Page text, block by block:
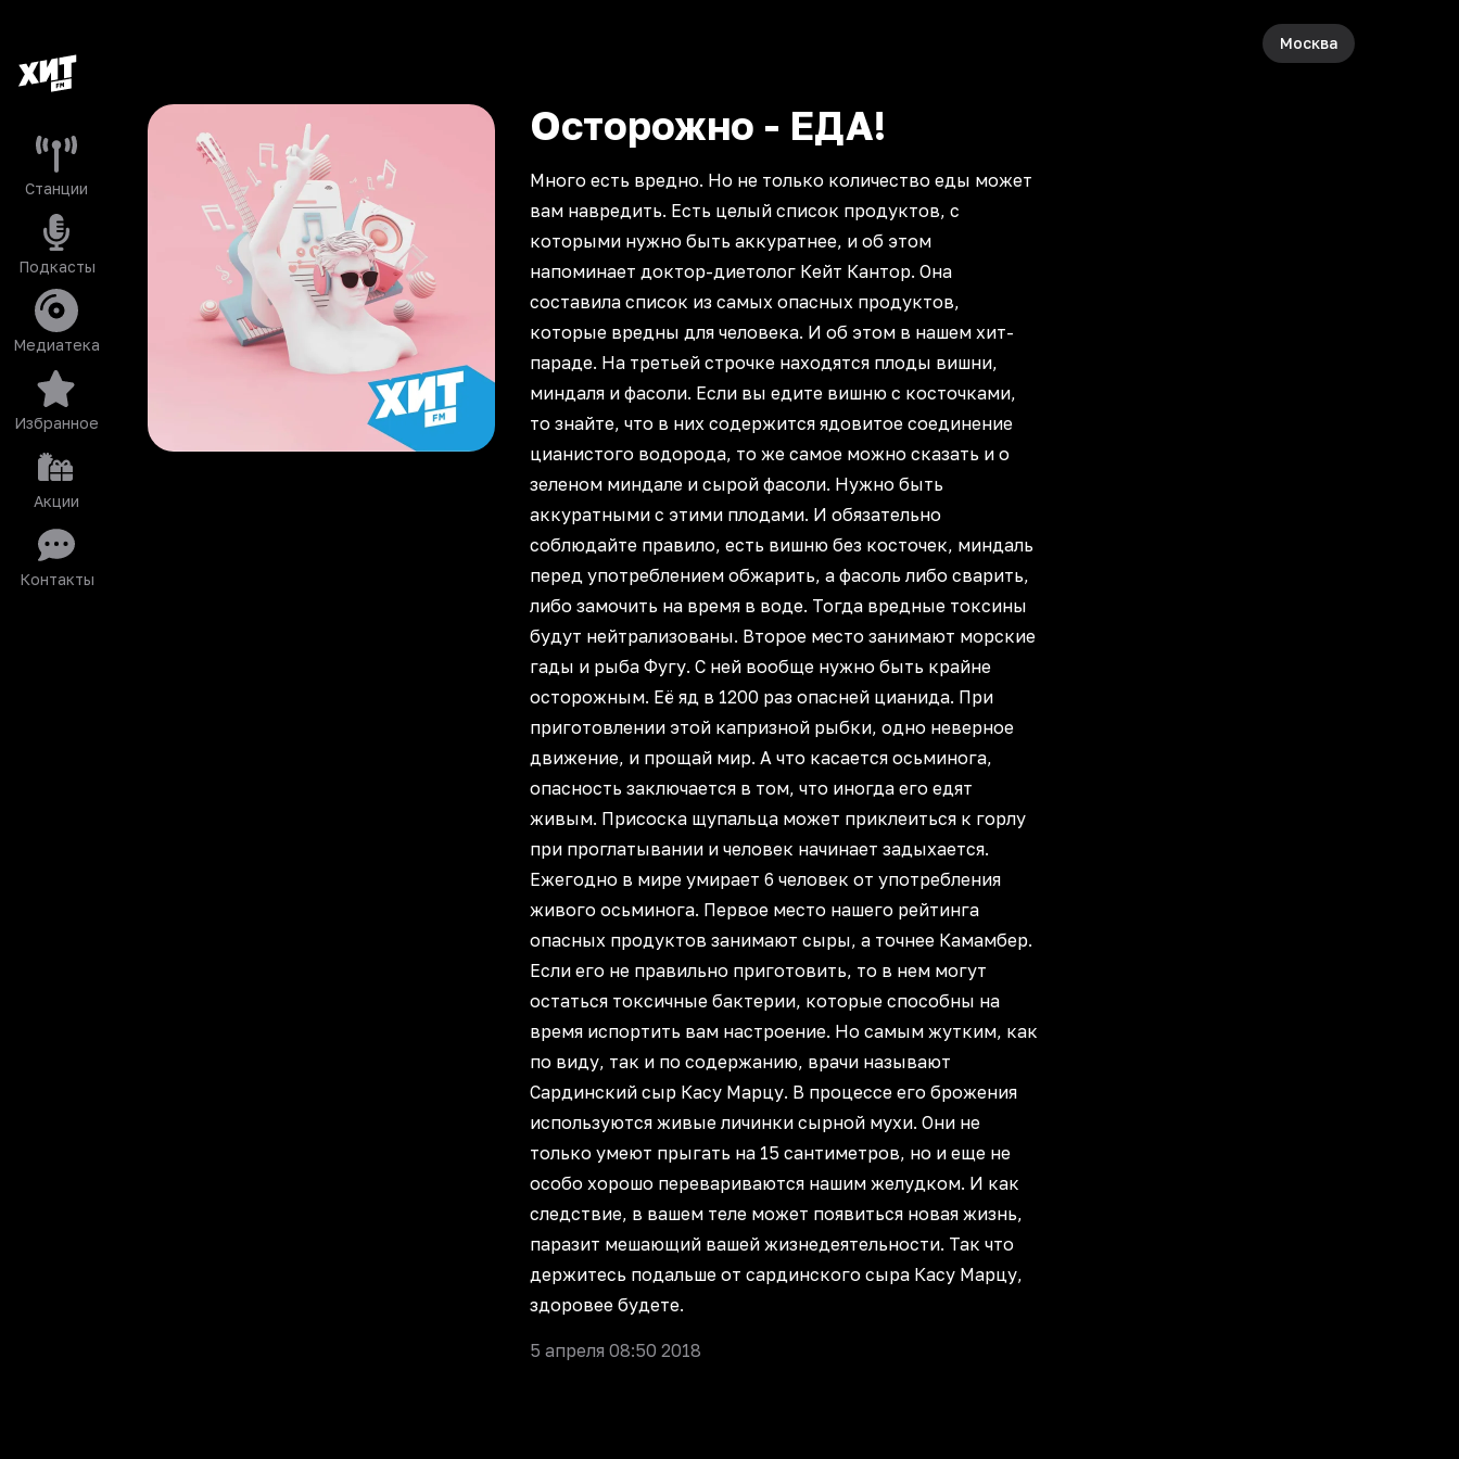
Станции
Подкасты
Медиатека
Избранное
Акции
Контакты
Москва
Осторожно - ЕДА!
Много есть вредно. Но не только количество еды может
вам навредить. Есть целый список продуктов, с
которыми нужно быть аккуратнее, и об этом
напоминает доктор-диетолог Кейт Кантор. Она
составила список из самых опасных продуктов,
которые вредны для человека. И об этом в нашем хит-
параде. На третьей строчке находятся плоды вишни,
миндаля и фасоли. Если вы едите вишню с косточками,
то знайте, что в них содержится ядовитое соединение
цианистого водорода, то же самое можно сказать и о
зеленом миндале и сырой фасоли. Нужно быть
аккуратными с этими плодами. И обязательно
соблюдайте правило, есть вишню без косточек, миндаль
перед употреблением обжарить, а фасоль либо сварить,
либо замочить на время в воде. Тогда вредные токсины
будут нейтрализованы. Второе место занимают морские
гады и рыба Фугу. С ней вообще нужно быть крайне
осторожным. Её яд в 1200 раз опасней цианида. При
приготовлении этой капризной рыбки, одно неверное
движение, и прощай мир. А что касается осьминога,
опасность заключается в том, что иногда его едят
живым. Присоска щупальца может приклеиться к горлу
при проглатывании и человек начинает задыхается.
Ежегодно в мире умирает 6 человек от употребления
живого осьминога. Первое место нашего рейтинга
опасных продуктов занимают сыры, а точнее Камамбер.
Если его не правильно приготовить, то в нем могут
остаться токсичные бактерии, которые способны на
время испортить вам настроение. Но самым жутким, как
по виду, так и по содержанию, врачи называют
Сардинский сыр Касу Марцу. В процессе его брожения
используются живые личинки сырной мухи. Они не
только умеют прыгать на 15 сантиметров, но и еще не
особо хорошо перевариваются нашим желудком. И как
следствие, в вашем теле может появиться новая жизнь,
паразит мешающий вашей жизнедеятельности. Так что
держитесь подальше от сардинского сыра Касу Марцу,
здоровее будете.
5 апреля 08:50 2018